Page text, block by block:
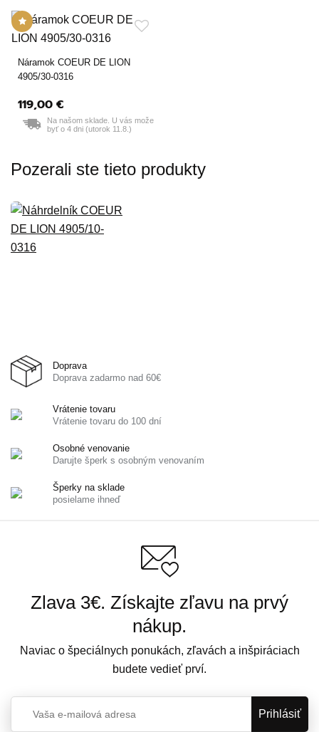
Náramok COEUR DE LION
4905/30-0316
119,00 €
Na našom sklade. U vás može
byť o 4 dni (utorok 11.8.)
Pozerali ste tieto produkty
Doprava
Doprava zadarmo nad 60€
Vrátenie tovaru
Vrátenie tovaru do 100 dní
Osobné venovanie
Darujte šperk s osobným venovaním
Šperky na sklade
posielame ihneď
Zlava 3€. Získajte zľavu na prvý
nákup.
Naviac o špeciálnych ponukách, zľavách a inšpiráciach
budete vedieť prví.